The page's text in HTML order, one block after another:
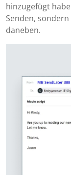
hinzugefügt
Senden,
daneben.